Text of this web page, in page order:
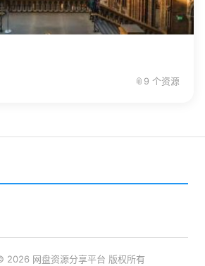
📎 9 个资源
网盘资源分享平台 版权所有